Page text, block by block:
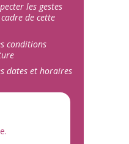
les gestes
de cette
conditions
dates et horaires